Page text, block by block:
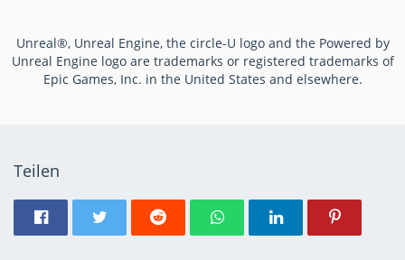
Unreal®, Unreal Engine, the circle-U logo and the Powered by
Unreal Engine logo are trademarks or registered trademarks of
Epic Games, Inc. in the United States and elsewhere.
Teilen